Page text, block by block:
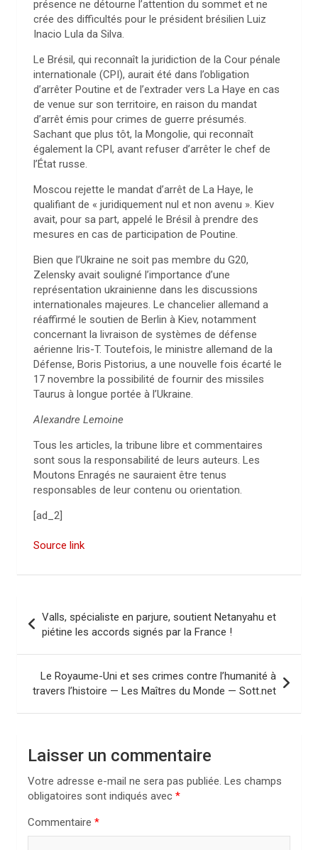
présence ne détourne l’attention du sommet et ne
crée des difficultés pour le président brésilien Luiz
Inacio Lula da Silva.
Le Brésil, qui reconnaît la juridiction de la Cour pénale
internationale (CPI), aurait été dans l’obligation
d’arrêter Poutine et de l’extrader vers La Haye en cas
de venue sur son territoire, en raison du mandat
d’arrêt émis pour crimes de guerre présumés.
Sachant que plus tôt, la Mongolie, qui reconnaît
également la CPI, avant refuser d’arrêter le chef de
l’État russe.
Moscou rejette le mandat d’arrêt de La Haye, le
qualifiant de « juridiquement nul et non avenu ». Kiev
avait, pour sa part, appelé le Brésil à prendre des
mesures en cas de participation de Poutine.
Bien que l’Ukraine ne soit pas membre du G20,
Zelensky avait souligné l’importance d’une
représentation ukrainienne dans les discussions
internationales majeures. Le chancelier allemand a
réaffirmé le soutien de Berlin à Kiev, notamment
concernant la livraison de systèmes de défense
aérienne Iris-T. Toutefois, le ministre allemand de la
Défense, Boris Pistorius, a une nouvelle fois écarté le
17 novembre la possibilité de fournir des missiles
Taurus à longue portée à l’Ukraine.
Alexandre Lemoine
Tous les articles, la tribune libre et commentaires
sont sous la responsabilité de leurs auteurs. Les
Moutons Enragés ne sauraient être tenus
responsables de leur contenu ou orientation.
[ad_2]
Source link
v
a
Valls, spécialiste en parjure, soutient Netanyahu et
piétine les accords signés par la France !
Le Royaume-Uni et ses crimes contre l’humanité à
travers l’histoire — Les Maîtres du Monde — Sott.net
Laisser un commentaire
Votre adresse e-mail ne sera pas publiée. Les champs
obligatoires sont indiqués avec *
Commentaire *